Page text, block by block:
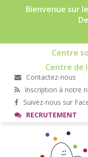
Bienvenue sur
Centre
Centre de
Contactez-nous
Inscription à notre
Suivez-nous sur
RECRUTEMENT